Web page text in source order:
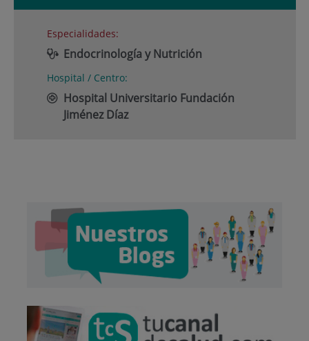
Especialidades:
Endocrinología y Nutrición
Hospital / Centro:
Hospital Universitario Fundación
Jiménez Díaz